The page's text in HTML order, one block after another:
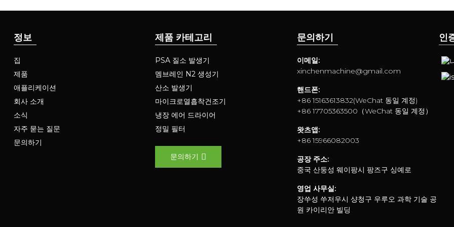
정보
집
제품
애플리케이션
회사 소개
소식
자주 묻는 질문
문의하기
제품 카테고리
PSA 질소 발생기
멤브레인 N2 생성기
산소 발생기
마이크로열흡착건조기
냉장 에어 드라이어
정밀 필터
문의하기
문의하기
이메일:
xinchenmachine@gmail.com
핸드폰:
+86 15163613832(WeChat 동일 계정)
+86 17705363500（WeChat 동일 계정）
왓츠앱:
+86 15966082003
공장 주소:
중국 산둥성 웨이팡시 팡즈구 싱예로
영업 사무실:
장쑤성 쑤저우시 샹청구 우루오 과학 기술 공
원 카이리안 빌딩
인